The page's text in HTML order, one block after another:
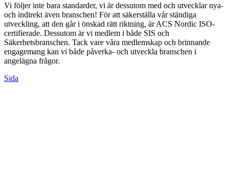
Vi följer inte bara standarder, vi är dessutom med och utvecklar nya-
och indirekt även branschen! För att säkerställa vår ständiga
utveckling, att den går i önskad rätt riktning, är ACS Nordic ISO-
certifierade. Dessutom är vi medlem i både SIS och
Säkerhetsbranschen. Tack vare våra medlemskap och brinnande
engagemang kan vi både påverka- och utveckla branschen i
angelägna frågor.
Sida